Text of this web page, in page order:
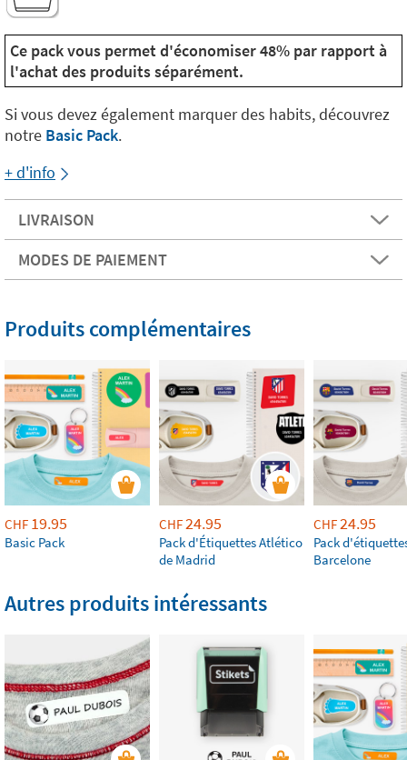
Ce pack vous permet d'économiser 48% par rapport à
l'achat des produits séparément.
Si vous devez également marquer des habits, découvrez
notre Basic Pack.
+ d'info
LIVRAISON
MODES DE PAIEMENT
Produits complémentaires
CHF 19.95
Basic Pack
CHF24.95
Pack d'Étiquettes Atlético
de Madrid
CHF24.95
Pack
Barcelone
Autres produits intéressants